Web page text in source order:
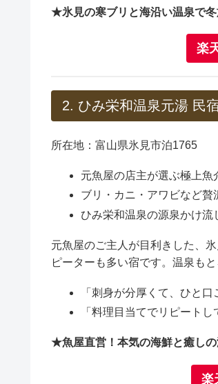
★氷見の寒ブリと海沿い温泉で
楽
2. ひみ栄和温泉元湯 民
所在地：富山県氷見市泊1765
元魚屋の店主が選ぶ極上魚
ブリ・カニ・アワビなど贅
ひみ栄和温泉の源泉かけ流
元魚屋のご主人が目利きした、
ピーターも多い宿です。温泉も
「刺身が分厚くて、ひと口
「料理目当てでリピート
★魚屋直営！本気の海鮮と癒し
楽